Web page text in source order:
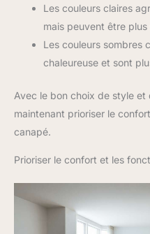
Les couleurs claires
mais peuvent être plus
Les couleurs sombres
chaleureuse et sont
Avec le bon choix de style et
maintenant prioriser le
canapé.
Prioriser le confort et les